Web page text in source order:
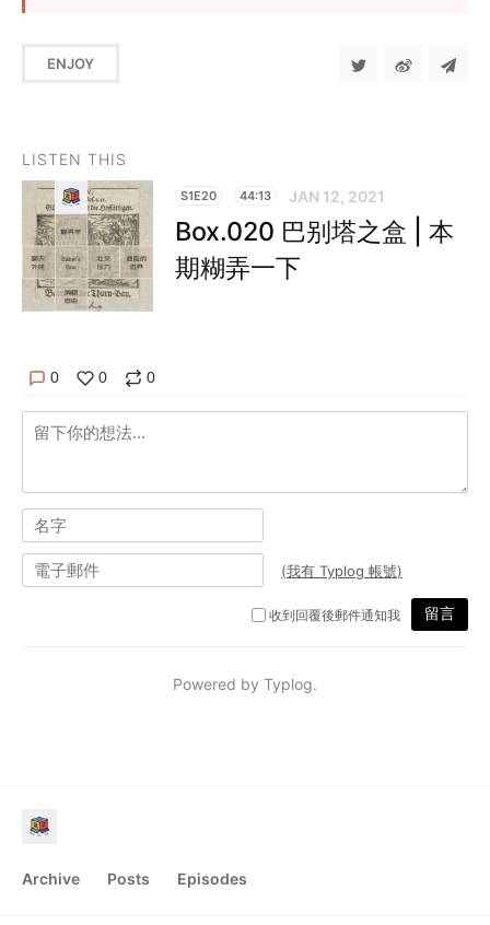
ENJOY
LISTEN THIS
S1E20 44:13 JAN 12, 2021
Box.020 巴别塔之盒 | 本
期糊弄一下
Archive Posts Episodes